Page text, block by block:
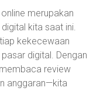
merupakan
kita saat ini.
kekecewaan
digital. Dengan
review
anggaran—kita